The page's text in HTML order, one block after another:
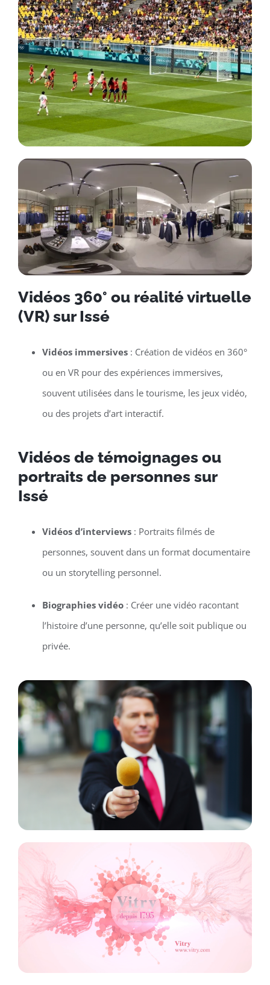
Vidéos 360° ou réalité virtuelle
(VR) sur Issé
Vidéos immersives: Création de vidéos en 360°
ou en VR pour des expériences immersives,
souvent utilisées dans le tourisme, les jeux vidéo,
ou des projets d’art interactif.
Vidéos de témoignages ou
portraits de personnes sur
Issé
Vidéos d’interviews: Portraits filmés de
personnes, souvent dans un format documentaire
ou un storytelling personnel.
Biographies vidéo: Créer une vidéo racontant
l’histoire d’une personne, qu’elle soit publique ou
privée.